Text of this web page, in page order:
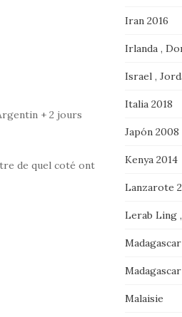
+ 2 jours
de quel coté ont
Iran 2016
Irlanda ,
Israel ,
Italia 2018
Japón 2008
Kenya 2014
Lanzarote
Lerab Ling
Malaisie